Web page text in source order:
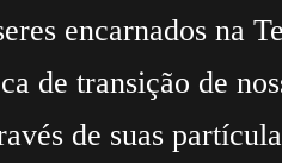
encarnados na
de transição de
de suas